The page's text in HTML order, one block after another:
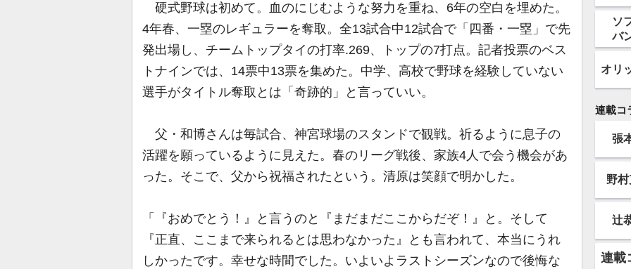
硬式野球は初めて。血のにじむような努力を重ね、6年の空白を埋めた。
4年春、一塁のレギュラーを奪取。全13試合中12試合で「四番・一塁」で先
発出場し、チームトップタイの打率.269、トップの7打点。記者投票のベス
トナインでは、14票中13票を集めた。中学、高校で野球を経験していない
選手がタイトル奪取とは「奇跡的」と言っていい。
父・和博さんは毎試合、神宮球場のスタンドで観戦。祈るように息子の
活躍を願っているように見えた。春のリーグ戦後、家族4人で会う機会があ
った。そこで、父から祝福されたという。清原は笑顔で明かした。
「『おめでとう！』と言うのと『まだまだここからだぞ！』と。そして
『正直、ここまで来られるとは思わなかった』とも言われて、本当にうれ
しかったです。幸せな時間でした。いよいよラストシーズンなので後悔な
ソ
バ
オリ
連載コ
張
野
辻
連載